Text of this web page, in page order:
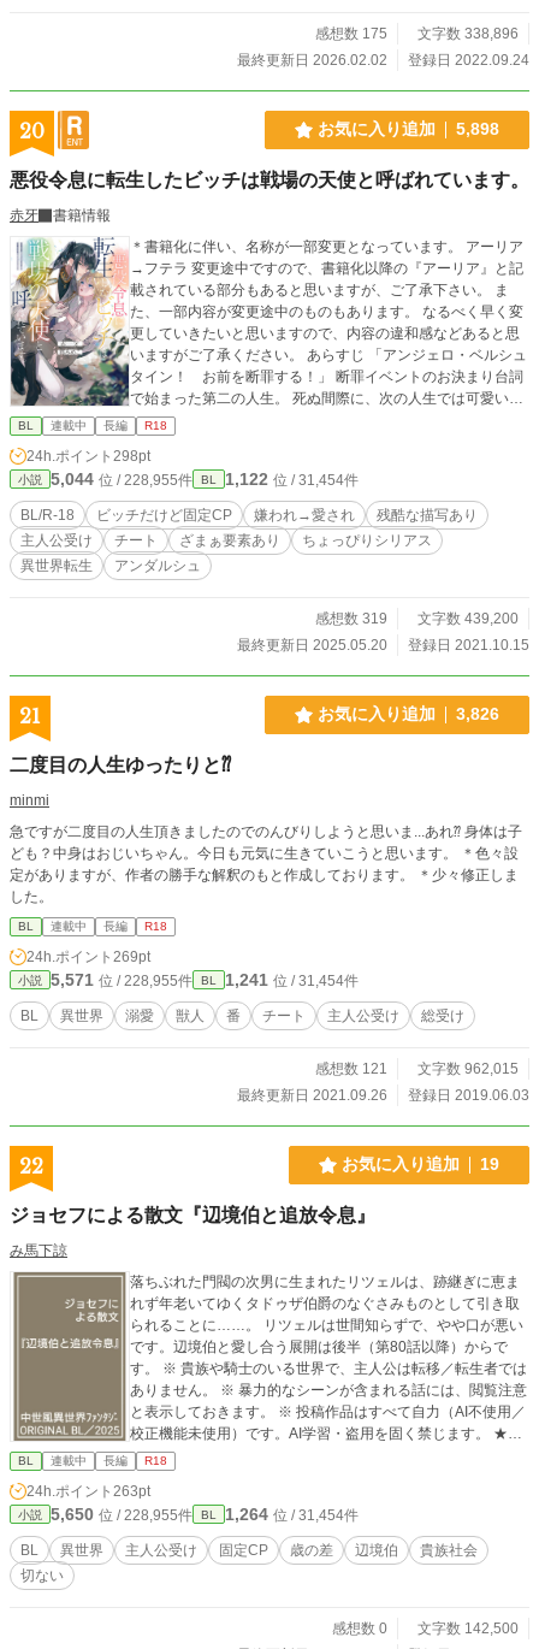
ルの妹に婚約破棄された。顔も良く頭もきれる。 ※注意事項
援してくださった皆様のおかげです。 貴重な一票を入れてく
感想数 175
文字数 338,896
最終更新日 2026.02.02
登録日 2022.09.24
20 お気に入り追加 5,898
悪役令息に転生したビッチは戦場の天使と呼ばれています。
赤牙
書籍情報
＊書籍化に伴い、名称が一部変更となっています。 アーリア
→フテラ 変更途中ですので、書籍化以降の『アーリア』と記
載されている部分もあると思いますが、ご了承下さい。 ま
た、一部内容が変更途中のものもあります。 なるべく早く変
更していきたいと思いますので、内容の違和感などあると思
いますがご了承ください。 あらすじ 「アンジェロ・ベルシュ
タイン！ お前を断罪する！」 断罪イベントのお決まり台詞
で始まった第二の人生。 死ぬ間際に、次の人生では可愛いく
て可憐な男の子に生まれ変わって好みの男達との楽しい楽し
いセックスライフを送りたいなぁ〜。なんて願った俺への罰
ですか神様！！泣 前世の記憶が戻った悪名高い公爵家の次男
坊、アンジェロ・ベルシュタイン。 皇太子の恋人を傷つけた
罪と国教であるフテラ教を侮辱した罪で、魔獣が蔓延る前線
で治癒士としての奉仕活動を命じられる。 フテラ教を侮辱し
たアンジェロのことを嫌う護衛件監視役の神殿騎士ノルンに
引き連れられ、前線へと放り込まれたアンジェロ。 魔力はへ
男達の体に心をときめかせながら頑張る日々。 しかし、アン
ジェロの背中には秘密があり、その秘密に触れた瞬間、大き
な闇がアンジェロを襲う。 転生したアンジェロの隠された過
去。 そして、悪役令息という噂もあり冷遇され、過酷な前線
での生死をかけた日々に立ち向かうアンジェロ。 そんなアン
ジェロを見守り続ける神殿騎士ノルンは、徐々に気持ちが変
生したビッチ ✳︎総受けではありません。 主人公はビッチだけ
BL 連載中 長編 R18
24h.ポイント 298pt
小説 5,044 位 / 228,955件 BL 1,122 位 / 31,454件
BL/R-18 ビッチだけど固定CP 嫌われ→愛され
残酷な描写あり
主人公受け
チート ざまぁ要素あり
ちょっぴりシリアス
異世界転生
アンダルシュ
感想数 319
文字数 439,200
最終更新日 2025.05.20
登録日 2021.10.15
21 お気に入り追加 3,826
二度目の人生ゆったりと⁇
minmi
急ですが二度目の人生頂きましたのでのんびりしようと思いま...あれ⁇ 身体は子
ども？中身はおじいちゃん。今日も元気に生きていこうと思います。 ＊色々設
定がありますが、作者の勝手な解釈のもと作成しております。 ＊少々修正しま
した。
BL 連載中 長編 R18
24h.ポイント 269pt
小説 5,571 位 / 228,955件 BL 1,241 位 / 31,454件
BL 異世界 溺愛 獣人 番 チート 主人公受け 総受け
感想数 121
文字数 962,015
最終更新日 2021.09.26
登録日 2019.06.03
22 お気に入り追加 19
ジョセフによる散文『辺境伯と追放令息』
み馬下諒
落ちぶれた門閥の次男に生まれたリツェルは、跡継ぎに恵ま
れず年老いてゆくタドゥザ伯爵のなぐさみものとして引き取
られることに……。 リツェルは世間知らずで、やや口が悪い
です。辺境伯と愛し合う展開は後半（第80話以降）からで
す。 ※ 貴族や騎士のいる世界で、主人公は転移／転生者では
ありません。 ※ 暴力的なシーンが含まれる話には、閲覧注意
と表示しておきます。 ※ 投稿作品はすべて自力（AI不使用／
校正機能未使用）です。AI学習・盗用を固く禁じます。 ★こ
の物語は他サイトでも公開中です。合計4000人くらいの方々
がお読みくださっておりますが、アルファポリスでは読者数
が確認できないため、お気に入り登録＋いいねで応援してく
ださる方々、誠にありがとうございます。
BL 連載中 長編 R18
24h.ポイント 263pt
小説 5,650 位 / 228,955件 BL 1,264 位 / 31,454件
BL 異世界 主人公受け 固定CP 歳の差 辺境伯
貴族社会
切ない
感想数 0
文字数 142,500